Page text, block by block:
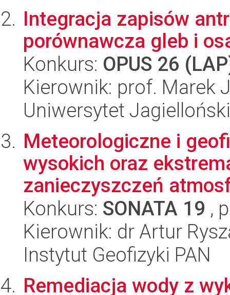
Integracja zapisów
porównawcza gleb i
Konkurs: OPUS 26
Kierownik: prof. Marek
Uniwersytet
Meteorologiczne i
wysokich oraz
zanieczyszczeń
Konkurs: SONATA 19 ,
Kierownik: dr Artur
Instytut Geofizyki PAN
Remediacja wody z